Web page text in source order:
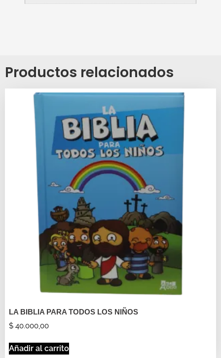
Productos relacionados
LA BIBLIA PARA TODOS LOS NIÑOS
$ 40.000,00
Añadir al carrito